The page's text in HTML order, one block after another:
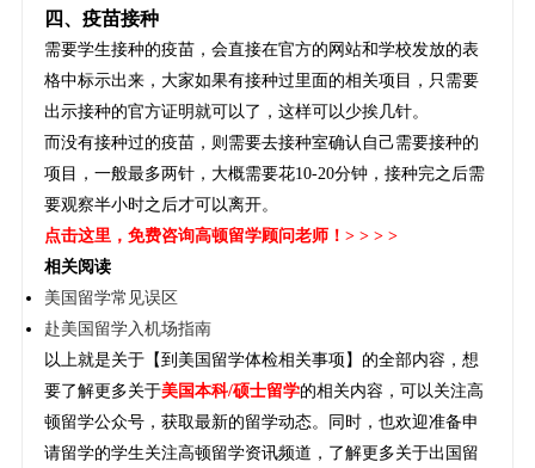
四、疫苗接种
需要学生接种的疫苗，会直接在官方的网站和学校发放的表
格中标示出来，大家如果有接种过里面的相关项目，只需要
出示接种的官方证明就可以了，这样可以少挨几针。
而没有接种过的疫苗，则需要去接种室确认自己需要接种的
项目，一般最多两针，大概需要花10-20分钟，接种完之后需
要观察半小时之后才可以离开。
点击这里 ，免费咨询高顿留学顾问老师！> > > >
相关阅读
美国留学常见误区
赴美国留学入机场指南
以上就是关于【到美国留学体检相关事项】的全部内容，想
要了解更多关于美国本科/硕士留学的相关内容，可以关注高
顿留学公众号，获取最新的留学动态。同时，也欢迎准备申
请留学的学生关注高顿留学资讯频道，了解更多关于出国留